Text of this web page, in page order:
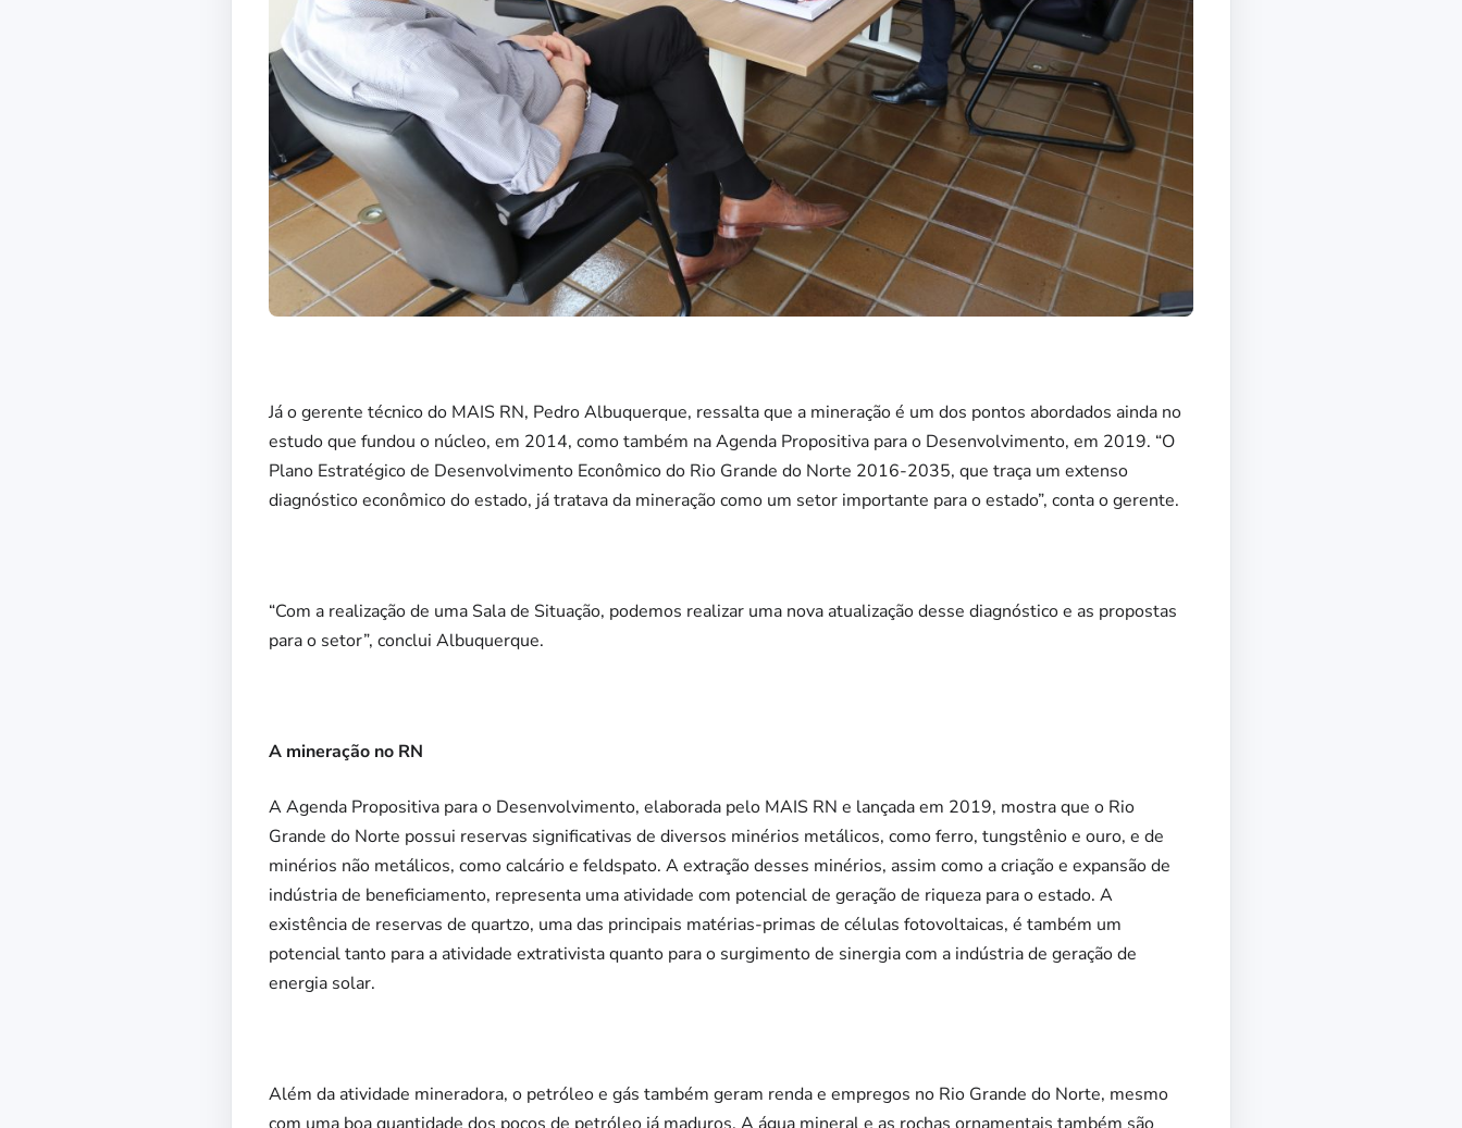
Já o gerente técnico do MAIS RN, Pedro Albuquerque, ressalta que a mineração é um dos pontos abordados ainda no
estudo que fundou o núcleo, em 2014, como também na Agenda Propositiva para o Desenvolvimento, em 2019. “O
Plano Estratégico de Desenvolvimento Econômico do Rio Grande do Norte 2016-2035, que traça um extenso
diagnóstico econômico do estado, já tratava da mineração como um setor importante para o estado”, conta o gerente.
“Com a realização de uma Sala de Situação, podemos realizar uma nova atualização desse diagnóstico e as propostas
para o setor”, conclui Albuquerque.
A mineração no RN
A Agenda Propositiva para o Desenvolvimento, elaborada pelo MAIS RN e lançada em 2019, mostra que o Rio
Grande do Norte possui reservas significativas de diversos minérios metálicos, como ferro, tungstênio e ouro, e de
minérios não metálicos, como calcário e feldspato. A extração desses minérios, assim como a criação e expansão de
indústria de beneficiamento, representa uma atividade com potencial de geração de riqueza para o estado. A
existência de reservas de quartzo, uma das principais matérias-primas de células fotovoltaicas, é também um
potencial tanto para a atividade extrativista quanto para o surgimento de sinergia com a indústria de geração de
energia solar.
Além da atividade mineradora, o petróleo e gás também geram renda e empregos no Rio Grande do Norte, mesmo